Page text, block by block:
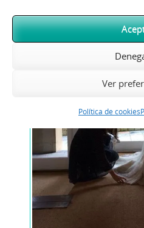
Ver
Política de cookies